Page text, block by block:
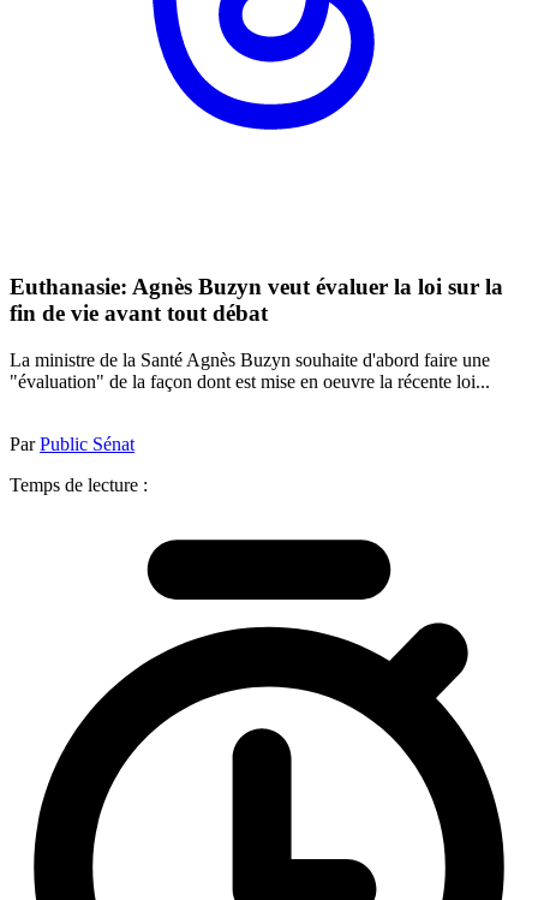
Euthanasie: Agnès Buzyn veut évaluer la loi sur la
fin de vie avant tout débat
La ministre de la Santé Agnès Buzyn souhaite d'abord faire une
"évaluation" de la façon dont est mise en oeuvre la récente loi...
ParPublic Sénat
Temps de lecture :